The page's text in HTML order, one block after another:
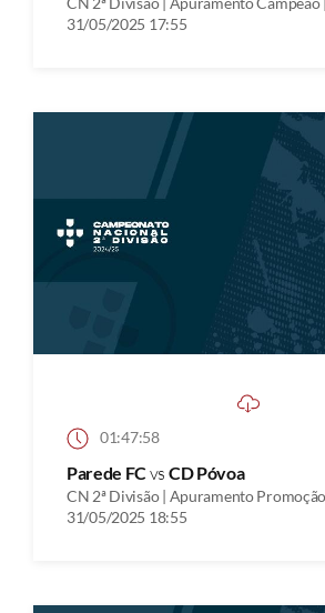
31/05/2025 17:55
01:47:58
Parede FCvs CD Póvoa
CN 2ª Divisão | Apuramento
31/05/2025 18:55